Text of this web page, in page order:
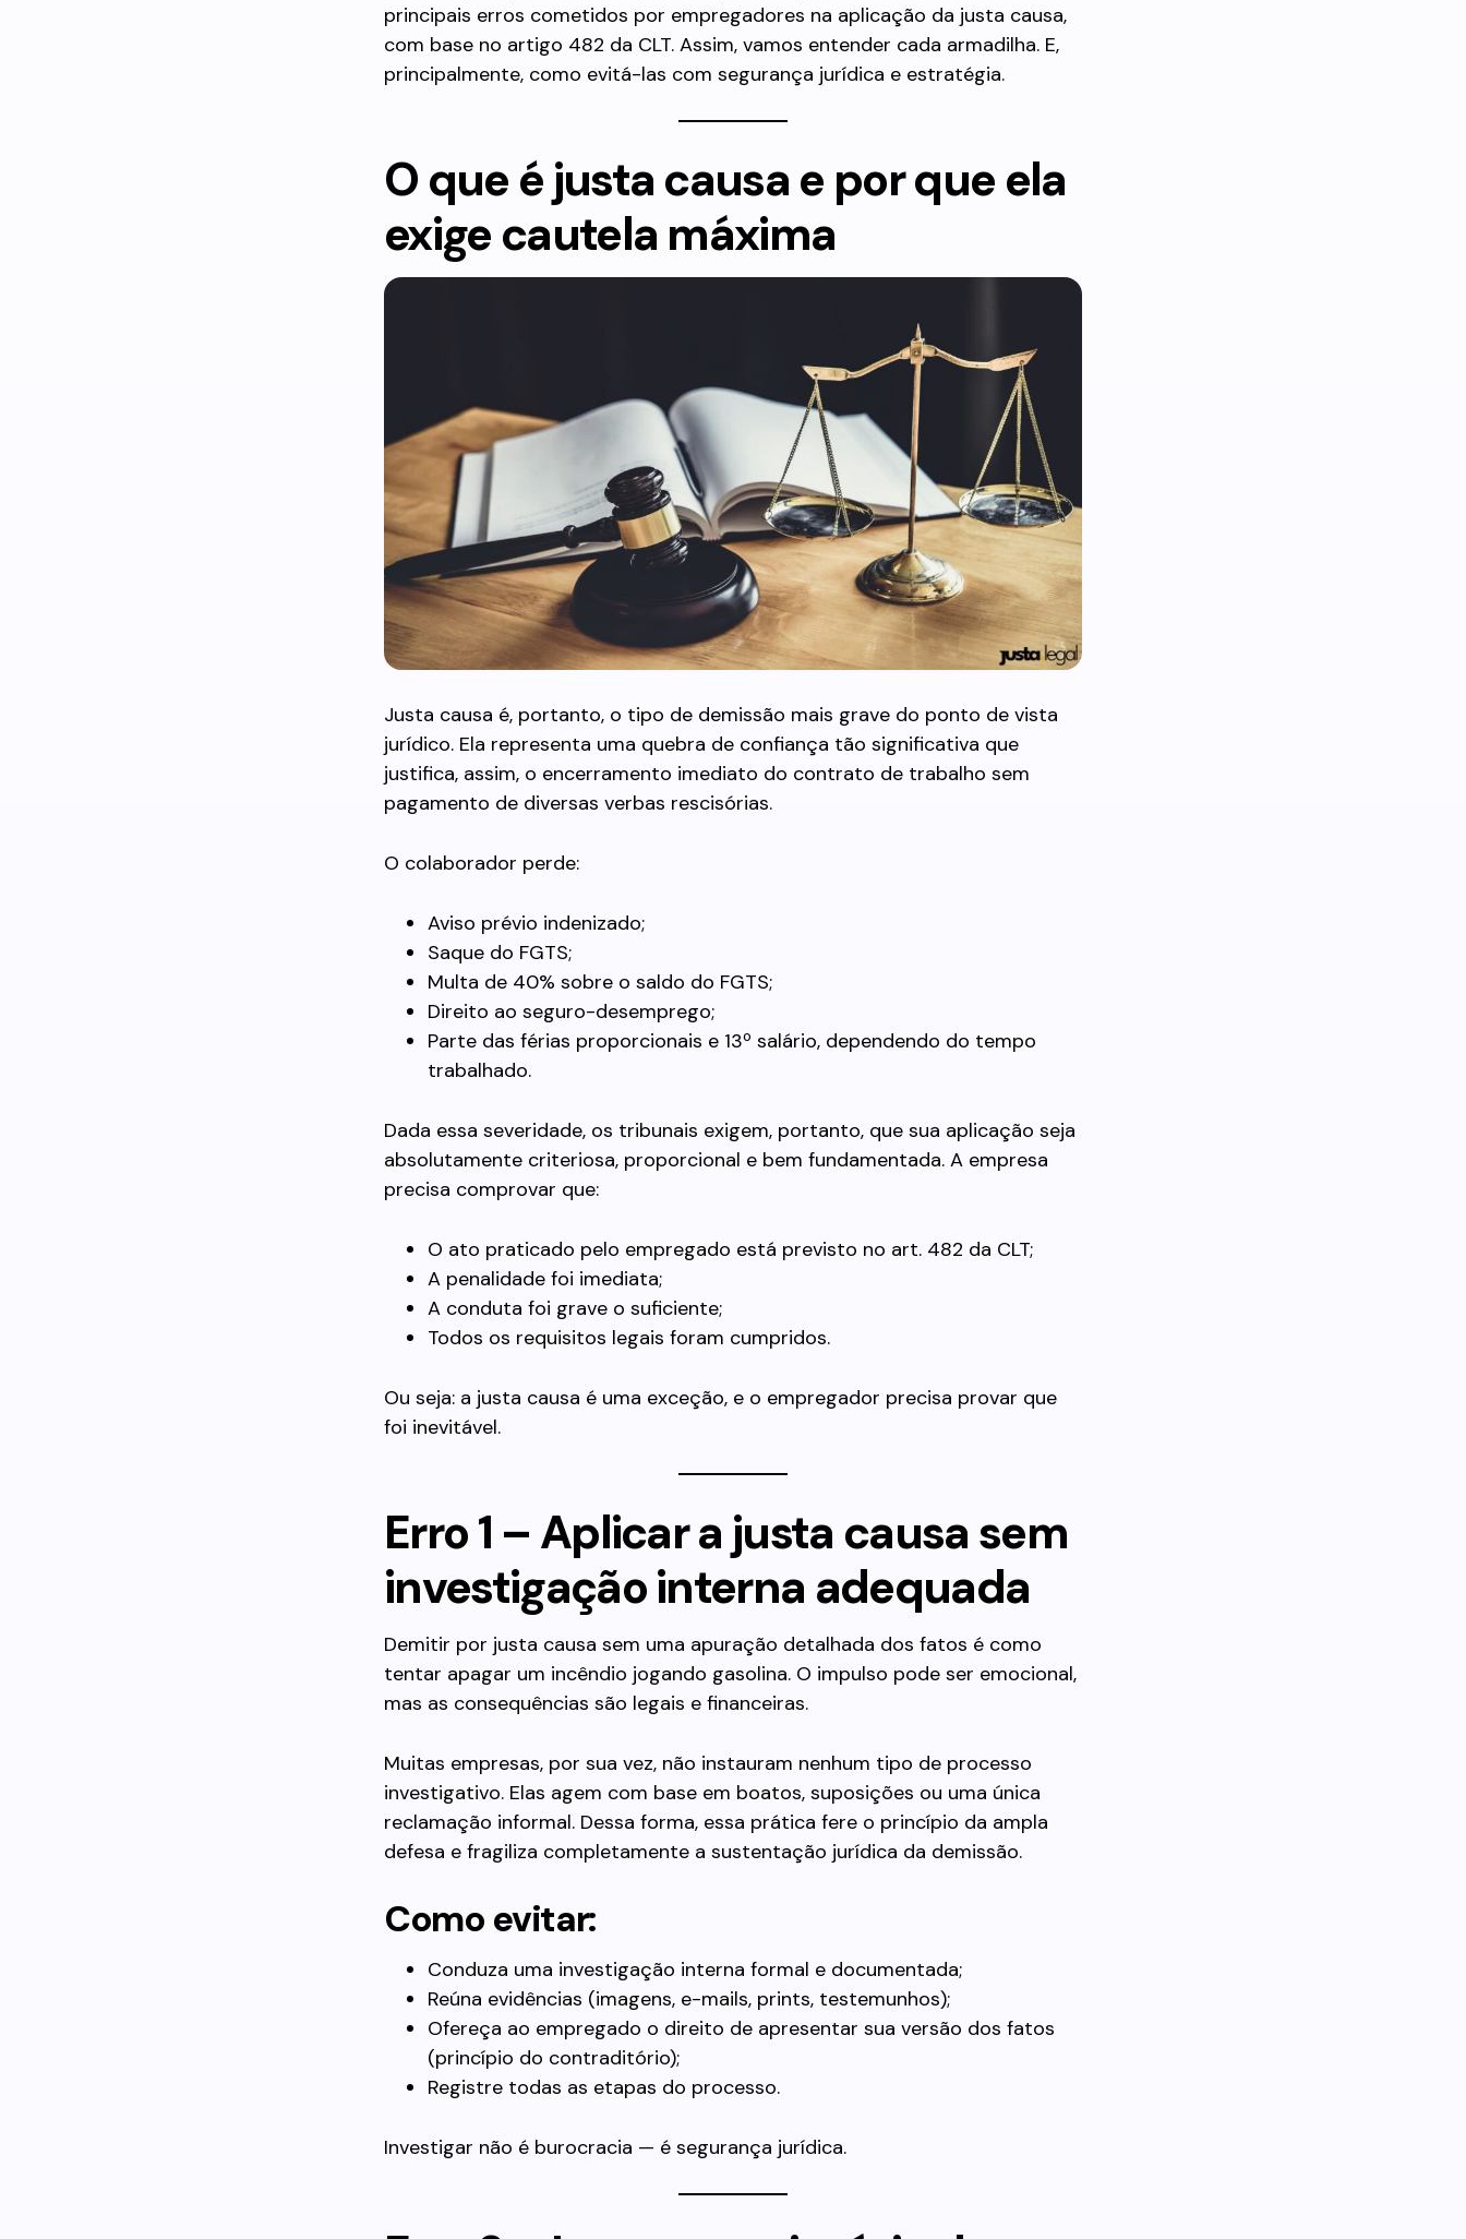
principais erros cometidos por empregadores na aplicação da justa causa,
com base no artigo 482 da CLT. Assim, vamos entender cada armadilha. E,
principalmente, como evitá-las com segurança jurídica e estratégia.
O que é justa causa e por que ela
exige cautela máxima
Justa causa é, portanto, o tipo de demissão mais grave do ponto de vista
jurídico. Ela representa uma quebra de confiança tão significativa que
justifica, assim, o encerramento imediato do contrato de trabalho sem
pagamento de diversas verbas rescisórias.
O colaborador perde:
Aviso prévio indenizado;
Saque do FGTS;
Multa de 40% sobre o saldo do FGTS;
Direito ao seguro-desemprego;
Parte das férias proporcionais e 13º salário, dependendo do tempo
trabalhado.
Dada essa severidade, os tribunais exigem, portanto, que sua aplicação seja
absolutamente criteriosa, proporcional e bem fundamentada. A empresa
precisa comprovar que:
O ato praticado pelo empregado está previsto no art. 482 da CLT;
A penalidade foi imediata;
A conduta foi grave o suficiente;
Todos os requisitos legais foram cumpridos.
Ou seja: a justa causa é uma exceção, e o empregador precisa provar que
foi inevitável.
Erro 1 – Aplicar a justa causa sem
investigação interna adequada
Demitir por justa causa sem uma apuração detalhada dos fatos é como
tentar apagar um incêndio jogando gasolina. O impulso pode ser emocional,
mas as consequências são legais e financeiras.
Muitas empresas, por sua vez, não instauram nenhum tipo de processo
investigativo. Elas agem com base em boatos, suposições ou uma única
reclamação informal. Dessa forma, essa prática fere o princípio da ampla
defesa e fragiliza completamente a sustentação jurídica da demissão.
Como evitar:
Conduza uma investigação interna formal e documentada;
Reúna evidências (imagens, e-mails, prints, testemunhos);
Ofereça ao empregado o direito de apresentar sua versão dos fatos
(princípio do contraditório);
Registre todas as etapas do processo.
Investigar não é burocracia — é segurança jurídica.